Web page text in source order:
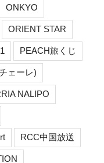
ONKYO
ORIENT STAR
PEACH旅くじ
ェーレ)
NALIPO
RCC中国放送